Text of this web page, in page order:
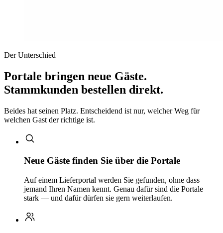
Der Unterschied
Portale bringen neue Gäste.
Stammkunden bestellen direkt.
Beides hat seinen Platz. Entscheidend ist nur, welcher Weg für
welchen Gast der richtige ist.
Neue Gäste finden Sie über die Portale
Auf einem Lieferportal werden Sie gefunden, ohne dass
jemand Ihren Namen kennt. Genau dafür sind die Portale
stark — und dafür dürfen sie gern weiterlaufen.